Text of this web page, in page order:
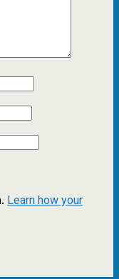
Learn how your